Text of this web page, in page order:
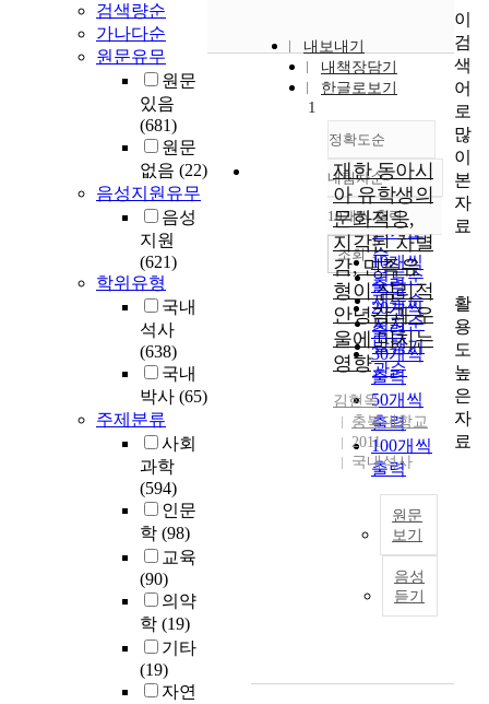
검색량순
가나다순
원문유무
원문
있음
(681)
원문
없음 (22)
음성지원유무
음성
지원
(621)
학위유형
국내
석사
(638)
국내
박사 (65)
주제분류
사회
과학
(594)
인문
학 (98)
교육
(90)
의약
학 (19)
기타
(19)
자연
내보내기
내책장담기
한글로보기
정확도순
정확도
순
인기도
순
연도순
제목순
저자순
발행기
관순
내림차순
내림차순
10개씩 출력
10개씩
출력
20개씩
출력
30개씩
출력
50개씩
출력
100개씩
출력
조회
1
재한 동아시
아 유학생의
문화적응,
지각된 차별
감, 민족유
형이 심리적
안녕감과 우
울에 미치는
영향
김현옥
충북대학교
2011
국내석사
원문
보기
음성
듣기
이
검
색
어
로
많
이
본
자
료
활
용
도
높
은
자
료